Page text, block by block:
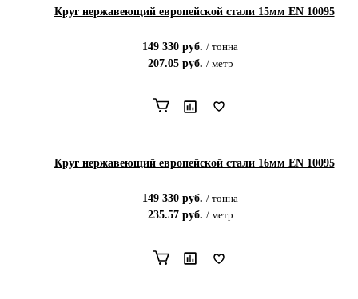
Круг нержавеющий европейской стали 15мм EN 10095
149 330 руб. / тонна
207.05руб. / метр
Круг нержавеющий европейской стали 16мм EN 10095
149 330 руб. / тонна
235.57руб. / метр